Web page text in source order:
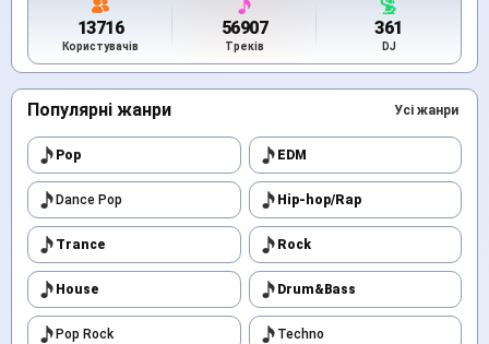
13716
Користувачів
56907
Треків
361
DJ
Популярні жанри Усі жанри
Pop EDM
Dance Pop Hip-hop/Rap
Trance Rock
House Drum&Bass
Pop Rock Techno